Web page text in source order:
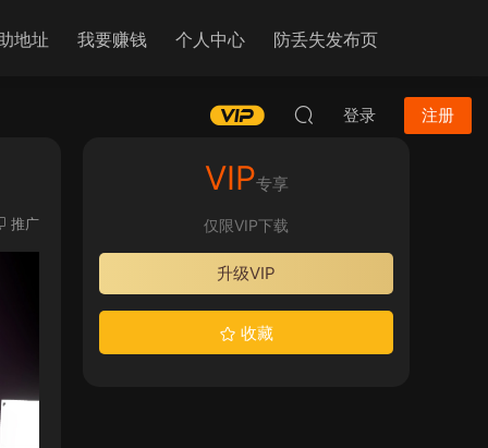
地址 我要赚钱 个人中心 防丢失发布页
登录 注册
推广
VIP专享
仅限VIP下载
升级VIP
收藏